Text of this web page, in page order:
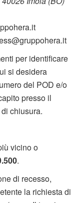
per identificare
si desidera
del POD e/o
presso il
chiusura.
vicino o
.
di recesso,
la richiesta di